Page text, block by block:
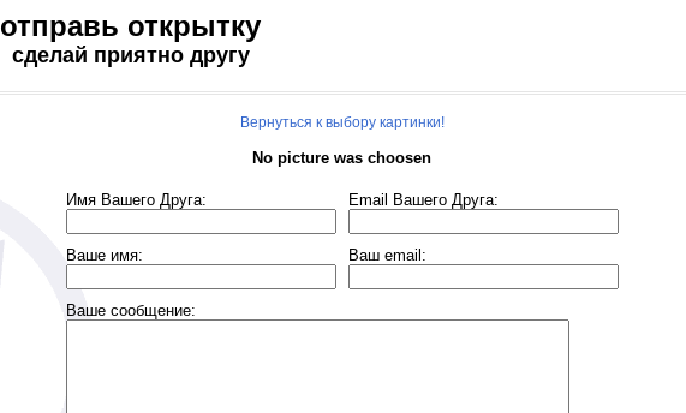
отправь открытку
сделай приятно другу
Вернуться к выбору картинки!
No picture was choosen
Имя Вашего Друга: Еmail Вашего Друга:
Ваше имя: Ваш email:
Ваше сообщение: